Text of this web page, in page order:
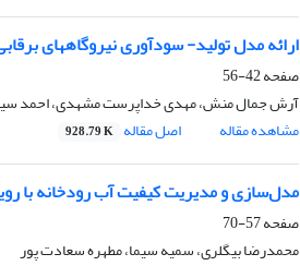
ارائه مدل تولید- سودآوری نیروگاههای
صفحه42-56
آرش جمال منش، مهدی خداپرست مشهدی، احمد
مشاهده مقاله
اصل مقاله 928.79 K
مدل‌سازی و مدیریت کیفیت آب رودخانه با
صفحه57-70
محمدرضا بیگلری، سمیه سیما، مطهره سعادت پور